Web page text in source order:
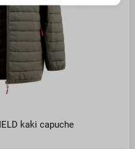
kaki capuche